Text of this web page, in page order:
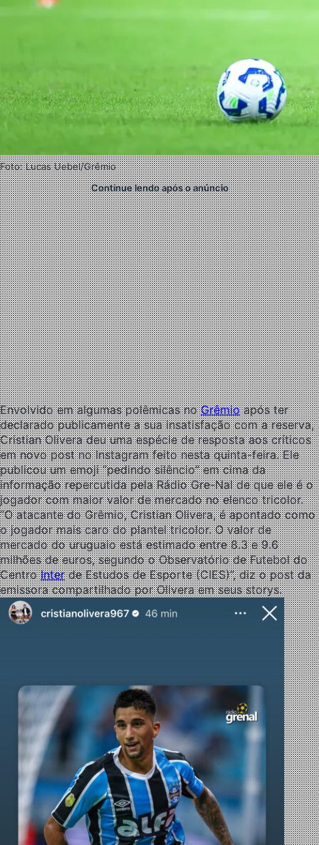
Foto: Lucas Uebel/Grêmio
Continue lendo após o anúncio
Envolvido em algumas polêmicas noGrêmioapós ter
declarado publicamente a sua insatisfação com a reserva,
Cristian Olivera deu uma espécie de resposta aos críticos
em novo post no Instagram feito nesta quinta-feira. Ele
publicou um emoji “pedindo silêncio” em cima da
informação repercutida pela Rádio Gre-Nal de que ele é o
jogador com maior valor de mercado no elenco tricolor.
“O atacante do Grêmio, Cristian Olivera, é apontado como
o jogador mais caro do plantel tricolor. O valor de
mercado do uruguaio está estimado entre 8.3 e 9.6
milhões de euros, segundo o Observatório de Futebol do
CentroInterde Estudos de Esporte (CIES)”, diz o post da
emissora compartilhado por Olivera em seus storys.